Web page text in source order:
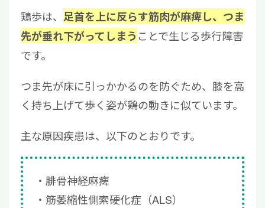
鶏歩は、 足首を上に反らす筋肉が麻痺し、つま
先が垂れ下がってしまう ことで生じる歩行障害
です。
つま先が床に引っかかるのを防ぐため、膝を高
く持ち上げて歩く姿が鶏の動きに似ています。
主な原因疾患は、以下のとおりです。
腓骨神経麻痺
筋萎縮性側索硬化症（ALS）